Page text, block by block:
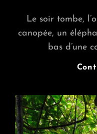
Le soir tombe,
canopée, un
bas d’une